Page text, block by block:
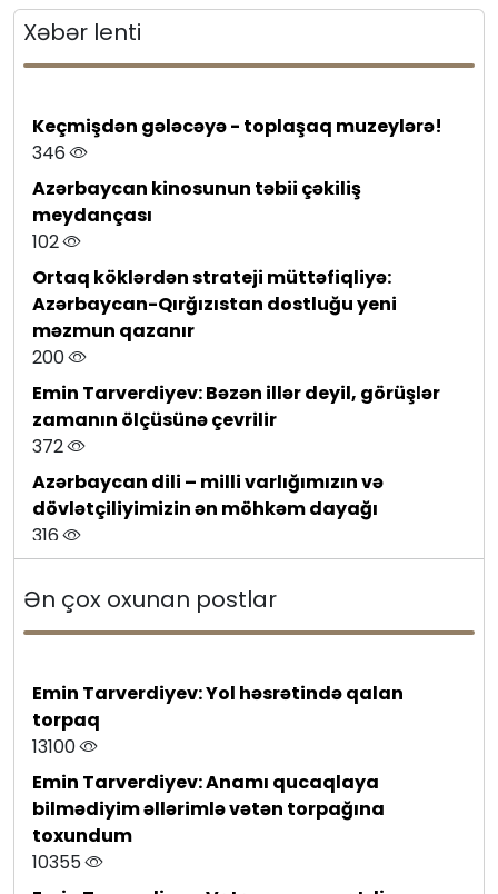
Xəbər lenti
Keçmişdən gələcəyə - toplaşaq muzeylərə!
346
Azərbaycan kinosunun təbii çəkiliş
meydançası
102
Ortaq köklərdən strateji müttəfiqliyə:
Azərbaycan-Qırğızıstan dostluğu yeni
məzmun qazanır
200
Emin Tarverdiyev: Bəzən illər deyil, görüşlər
zamanın ölçüsünə çevrilir
372
Azərbaycan dili – milli varlığımızın və
dövlətçiliyimizin ən möhkəm dayağı
316
Qayıdış davam edir
591
Məhəmmədəli Qəribli - 50
101
Azərbaycan–Almaniya münasibətlərində
yeni strateji mərhələ: dəyişən dünyanın
çağırışlarına ortaq yanaşma
295
Birlik sədri Rauf Arifoğlunu təbrik etdi
Ən çox oxunan postlar
Emin Tarverdiyev: Yol həsrətində qalan
torpaq
13100
Emin Tarverdiyev: Anamı qucaqlaya
bilmədiyim əllərimlə vətən torpağına
toxundum
10355